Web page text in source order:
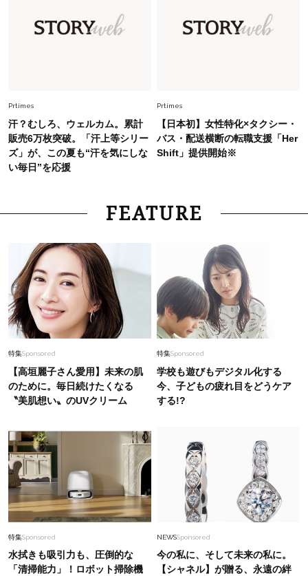
いめハーフパンツでモードに昇華
Prtimes
汗？むしろ、ウェルカム。累計
販売6万枚突破。「汗上等シリー
ズ」が、この夏も“汗を気にしな
い毎日”を応援
Prtimes
【日本初】女性特化×タクシー・
バス・配送横断の転職支援「Her
Shift」提供開始※
FEATURE
特集Sponsored
【高垣麗子さん愛用】未来の肌
のために。毎日続けたくなる
〝美肌想い〟のUVクリーム
特集Sponsored
学校も遊びもデジタル化する
今、子どもの疲れ目をどうケア
する!?
特集Sponsored
水拭きも吸引力も、圧倒的な
「清掃能力」！ロボット掃除機
NEWSSponsored
今の私に、そして未来の私に。
【シャネル】が贈る、永遠の絆